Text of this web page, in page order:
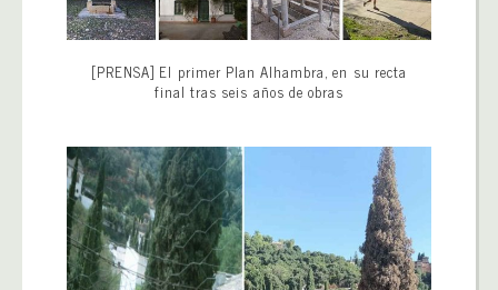
[PRENSA] El primer Plan Alhambra, en su recta
final tras seis años de obras